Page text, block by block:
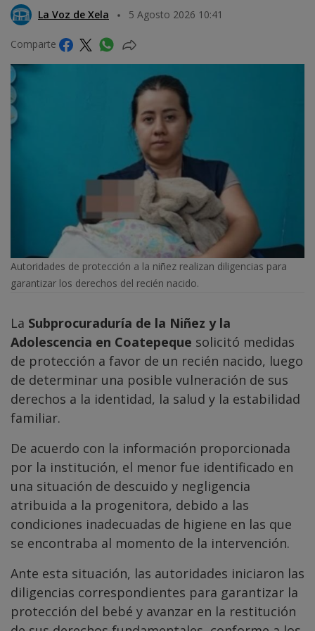
La Voz de Xela 5 Agosto 2026 10:41
Comparte
Autoridades de protección a la niñez realizan diligencias para
garantizar los derechos del recién nacido.
La Subprocuraduría de la Niñez y la
Adolescencia en Coatepeque solicitó medidas
de protección a favor de un recién nacido, luego
de determinar una posible vulneración de sus
derechos a la identidad, la salud y la estabilidad
familiar.
De acuerdo con la información proporcionada
por la institución, el menor fue identificado en
una situación de descuido y negligencia
atribuida a la progenitora, debido a las
condiciones inadecuadas de higiene en las que
se encontraba al momento de la intervención.
Ante esta situación, las autoridades iniciaron las
diligencias correspondientes para garantizar la
protección del bebé y avanzar en la restitución